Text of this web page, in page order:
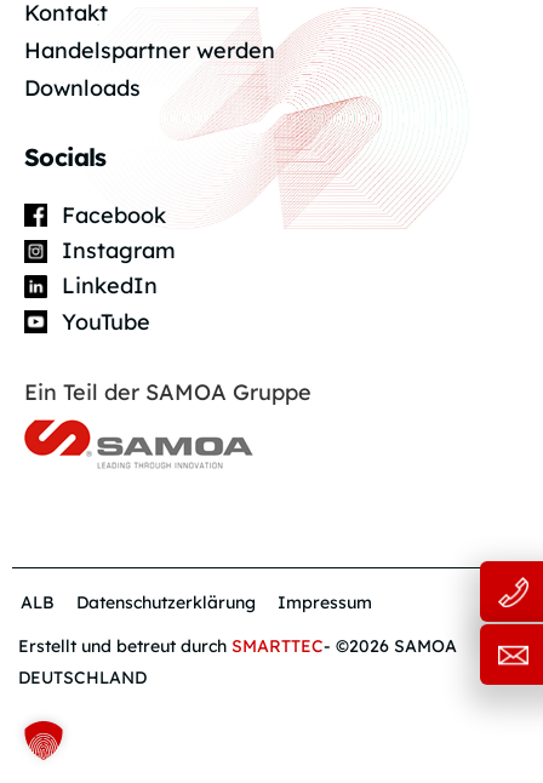
Kontakt
Handelspartner werden
Downloads
Socials
Facebook
Instagram
LinkedIn
YouTube
Ein Teil der SAMOA Gruppe
ALB Datenschutzerklärung
Impressum
Erstellt und betreut durch SMARTTEC- ©2026 SAMOA
DEUTSCHLAND